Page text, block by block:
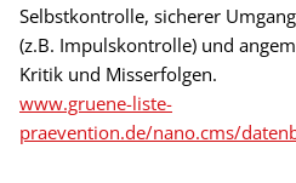
Selbstkontrolle, sicherer
(z.B. Impulskontrolle) und
Kritik und Misserfolgen.
www.gruene-liste-
praevention.de/nano.cms/